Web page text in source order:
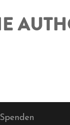
Spenden